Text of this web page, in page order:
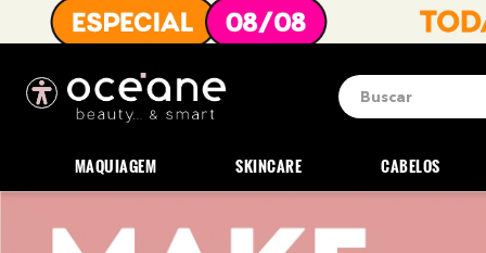
Buscar
MAQUIAGEM SKINCARE CABELOS
Termos mais